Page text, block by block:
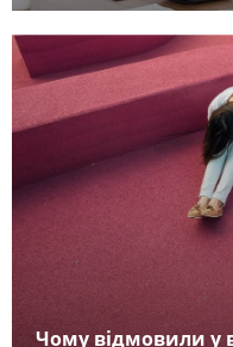
Чому відмовили у